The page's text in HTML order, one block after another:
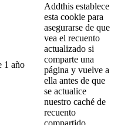
1 año
Addthis establece
esta cookie para
asegurarse de que
vea el recuento
actualizado si
comparte una
página y vuelve a
ella antes de que
se actualice
nuestro caché de
recuento
compartido.